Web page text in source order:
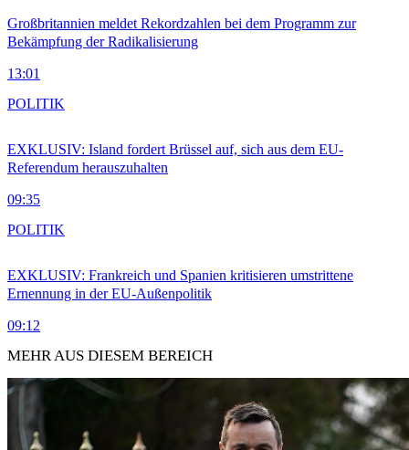
Großbritannien meldet Rekordzahlen bei dem Programm zur
Bekämpfung der Radikalisierung
13:01
EXKLUSIV: Island fordert Brüssel auf, sich aus dem EU-
Referendum herauszuhalten
09:35
POLITIK
EXKLUSIV: Frankreich und Spanien kritisieren umstrittene
Ernennung in der EU-Außenpolitik
09:12
POLITIK
MEHR AUS DIESEM BEREICH